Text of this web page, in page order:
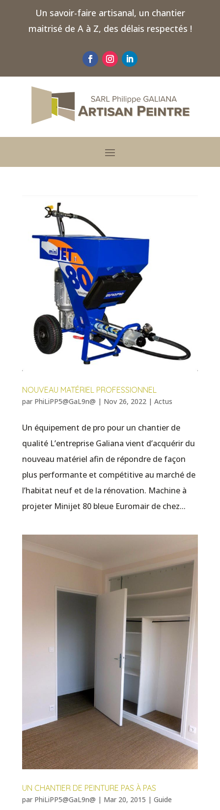
Un savoir-faire artisanal, un chantier
maitrisé de A à Z, des délais respectés !
NOUVEAU MATÉRIEL PROFESSIONNEL
par PhiLiPP5@GaL9n@ | Nov 26, 2022| Actus
Un équipement de pro pour un chantier de
qualité L’entreprise Galiana vient d’acquérir du
nouveau matériel afin de répondre de façon
plus performante et compétitive au marché de
l’habitat neuf et de la rénovation. Machine à
projeter Minijet 80 bleue Euromair de chez...
UN CHANTIER DE PEINTURE PAS À PAS
par PhiLiPP5@GaL9n@ | Mar 20, 2015 | Guide